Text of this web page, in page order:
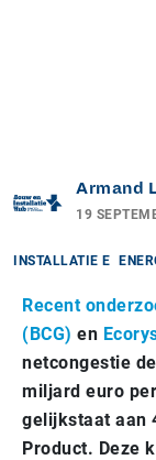
Armand
19
INSTALLATIE E
Recent
(BCG) en
netcongestie
miljard euro
gelijkstaat aan
Product. Deze